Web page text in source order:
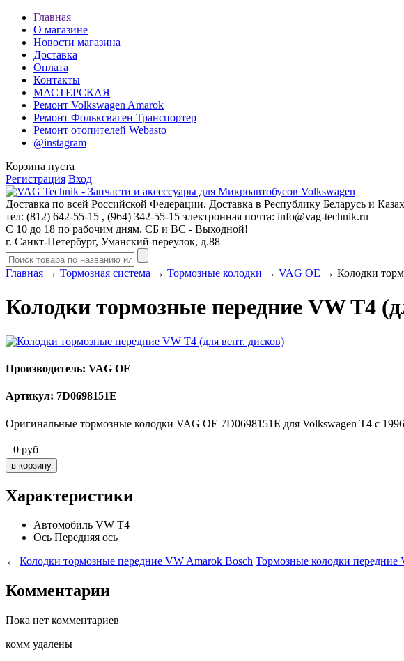
Главная
О магазине
Новости магазина
Доставка
Оплата
Контакты
МАСТЕРСКАЯ
Ремонт Volkswagen Amarok
Ремонт Фольксваген Транспортер
Ремонт отопителей Webasto
@instagram
Корзина пуста
Регистрация Вход
Доставка по всей Российской Федерации. Доставка в Республику Беларусь и
тел: (812) 642-55-15 , (964) 342-55-15 электронная почта: info@vag-technik.ru
С 10 до 18 по рабочим дням. СБ и ВС - Выходной!
г. Санкт-Петербург, Уманский переулок, д.88
Главная → Тормозная система → Тормозные колодки → VAG OE → Колодки
Колодки тормозные передние VW T4
Производитель: VAG OE
Артикул: 7D0698151E
Оригинальные тормозные колодки VAG OE 7D0698151E для Volkswagen T4 c
0 руб
Характеристики
Автомобиль VW T4
Ось Передняя ось
← Колодки тормозные передние VW Amarok Bosch Тормозные колодки
Комментарии
Пока нет комментариев
комм удалены